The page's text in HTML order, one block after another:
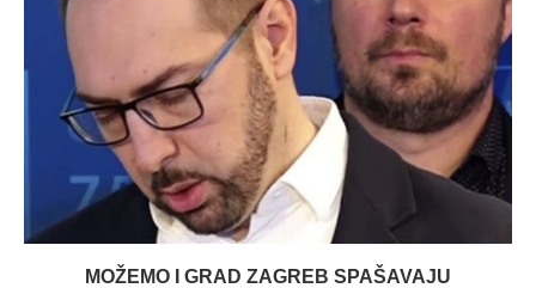
MOŽEMO I GRAD ZAGREB SPAŠAVAJU